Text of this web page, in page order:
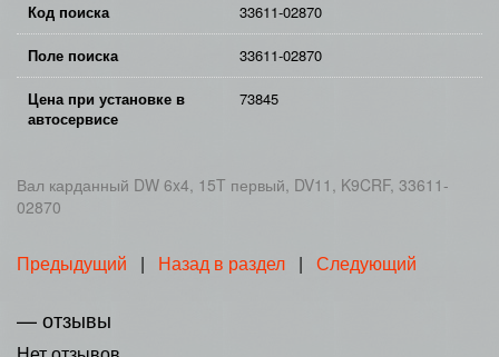
Код поиска 33611-02870
Поле поиска 33611-02870
Цена при установке в
автосервисе
73845
Вал карданный DW 6x4, 15T первый, DV11, K9CRF, 33611-
02870
Предыдущий | Назад в раздел | Следующий
— отзывы